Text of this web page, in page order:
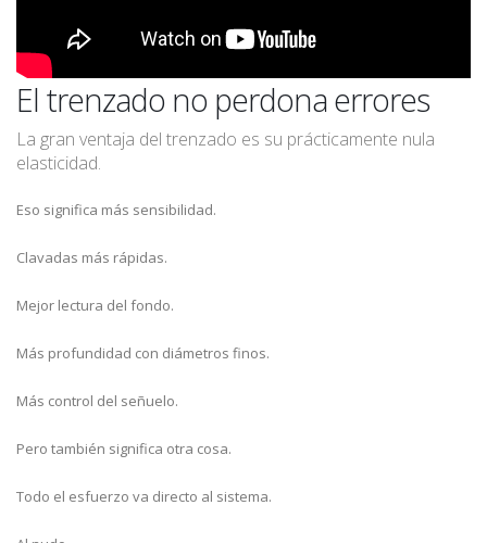
El trenzado no perdona errores
La gran ventaja del trenzado es su prácticamente nula
elasticidad.
Eso significa más sensibilidad.
Clavadas más rápidas.
Mejor lectura del fondo.
Más profundidad con diámetros finos.
Más control del señuelo.
Pero también significa otra cosa.
Todo el esfuerzo va directo al sistema.